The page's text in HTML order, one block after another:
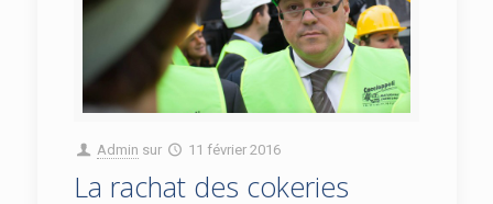
Admin sur 11 février 2016
La rachat des cokeries